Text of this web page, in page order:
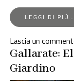
LEGGI DI PIÙ…
Lascia un
Gallarate:
Giardino